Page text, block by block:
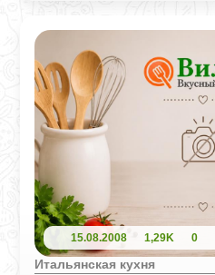
15.08.2008 1,29K 0
Итальянская кухня